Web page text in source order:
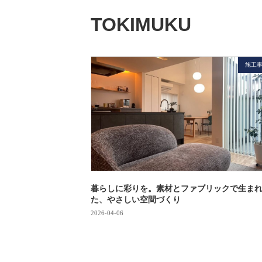
TOKIMUKU
施工
暮らしに彩りを。素材とファブリックで生ま
た、やさしい空間づくり
2026-04-06